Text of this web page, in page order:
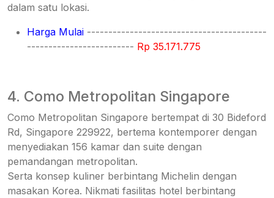
dalam satu lokasi.
Harga Mulai ------------------------------------------
------------------------- Rp 35.171.775
4. Como Metropolitan Singapore
Como Metropolitan Singapore bertempat di 30 Bideford
Rd, Singapore 229922, bertema kontemporer dengan
menyediakan 156 kamar dan suite dengan
pemandangan metropolitan.
Serta konsep kuliner berbintang Michelin dengan
masakan Korea. Nikmati fasilitas hotel berbintang